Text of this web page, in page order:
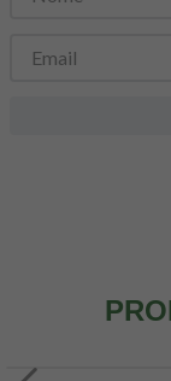
8º maca peruana
9 psyllium